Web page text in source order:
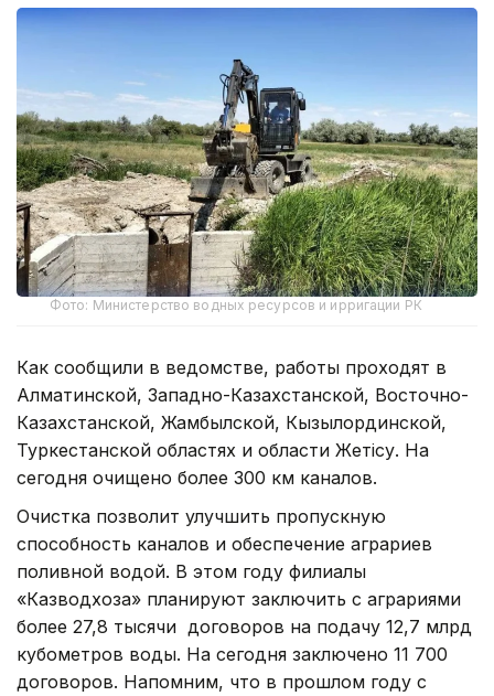
Фото: Министерство водных ресурсов и ирригации РК
Как сообщили в ведомстве, работы проходят в
Алматинской, Западно-Казахстанской, Восточно-
Казахстанской, Жамбылской, Кызылординской,
Туркестанской областях и области Жетісу. На
сегодня очищено более 300 км каналов.
Очистка позволит улучшить пропускную
способность каналов и обеспечение аграриев
поливной водой. В этом году филиалы
«Казводхоза» планируют заключить с аграриями
более 27,8 тысячи договоров на подачу 12,7 млрд
кубометров воды. На сегодня заключено 11 700
договоров. Напомним, что в прошлом году с